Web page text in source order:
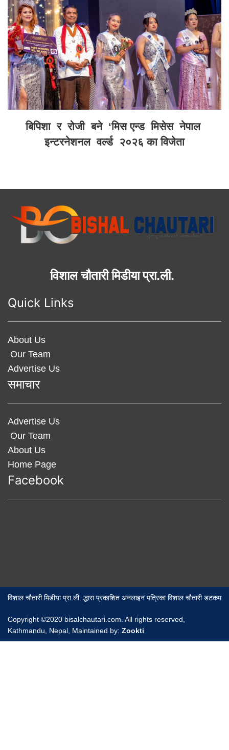
बिपिशा र रोजी बने ‘मिस एन्ड मिसेस नेपाल
इन्टरनेशनल वर्ल्ड २०२६ का विजेता
विशाल चौतारी मिडीया प्रा.ली.
Quick Links
About Us
Our Team
Advertise Us
समाचार
Advertise Us
Our Team
About Us
Home Page
Facebook
विशाल चौतारी मिडीया प्रा.ली. द्धारा प्रकाशित अनलाइन पत्रिका विशाल चौतारी डटकम
Copyright ©2020 bisalchautari.com. All rights reserved,
Kathmandu, Nepal, Maintained by: Zookti